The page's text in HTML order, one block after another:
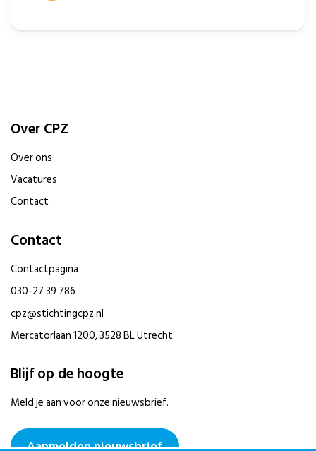
Over CPZ
Over ons
Vacatures
Contact
Contact
Contactpagina
030-27 39 786
cpz@stichtingcpz.nl
Mercatorlaan 1200, 3528 BL Utrecht
Blijf op de hoogte
Meld je aan voor onze nieuwsbrief.
Aanmelden nieuwsbrief